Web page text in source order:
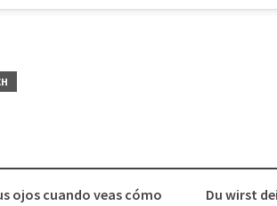
ojos cuando veas cómo
Du wirst